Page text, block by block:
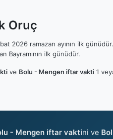
Oruç
2026 ramazan ayının ilk
Bayramının ilk günüdür.
ve Bolu - Mengen iftar vakti 1
- Mengen iftar vaktini ve